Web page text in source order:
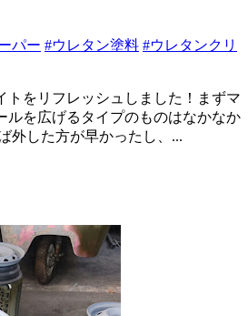
パー #ウレタン塗料 #ウレタンクリ
トをリフレッシュしました！まずマ
ルを広げるタイプのものはなかなか
外した方が早かったし、...